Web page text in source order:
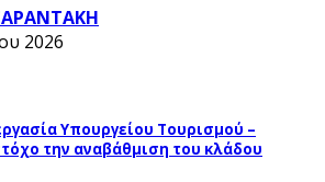
2026
Υπουργείου Τουρισμού –
την αναβάθμιση του κλάδου